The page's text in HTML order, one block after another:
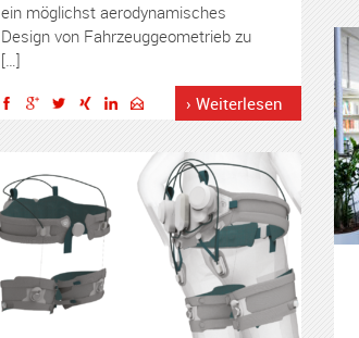
ein möglichst aerodynamisches
Design von Fahrzeuggeometrieb zu
[…]
› Weiterlesen